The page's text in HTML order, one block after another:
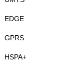
EDGE
GPRS
HSPA+